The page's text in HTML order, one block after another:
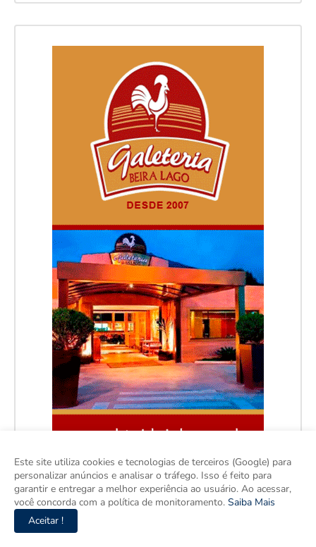
Facebook
Este site utiliza cookies e tecnologias de terceiros (Google) para
personalizar anúncios e analisar o tráfego. Isso é feito para
garantir e entregar a melhor experiência ao usuário. Ao acessar,
você concorda com a política de monitoramento. Saiba Mais
Aceitar !